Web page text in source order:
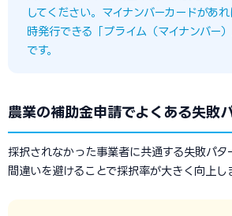
してください。マイナンバーカードがあ
時発行できる「プライム（マイナンバー
です。
農業の補助金申請でよくある失敗
採択されなかった事業者に共通する失敗パタ
間違いを避けることで採択率が大きく向上し